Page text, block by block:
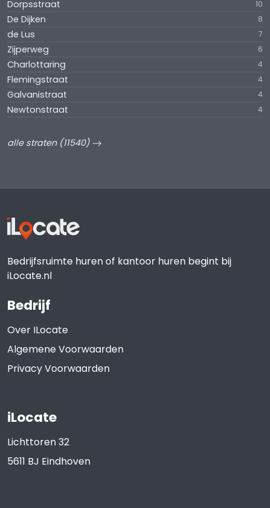
Dorpsstraat 10
De Dijken 8
de Lus 7
Zijperweg 6
Charlottaring 4
Flemingstraat 4
Galvanistraat 4
Newtonstraat 4
alle straten (11540)
Bedrijfsruimte huren of kantoor huren begint bij
iLocate.nl
Bedrijf
Over ILocate
Algemene Voorwaarden
Privacy Voorwaarden
iLocate
Lichttoren 32
5611 BJ Eindhoven